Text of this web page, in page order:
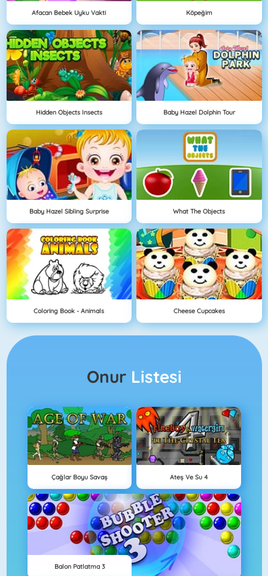
Afacan Bebek Uyku Vakti Köpeğim
Hidden Objects Insects Baby Hazel Dolphin Tour
Baby Hazel Sibling Surprise What The Objects
Coloring Book - Animals Cheese Cupcakes
Onur Listesi
Çağlar Boyu Savaş Ateş Ve Su 4
Balon Patlatma 3